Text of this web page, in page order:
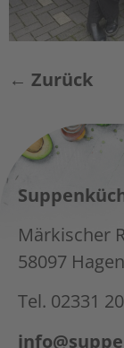
← Zurück
Märkischer
58097 Hagen
Tel. 02331